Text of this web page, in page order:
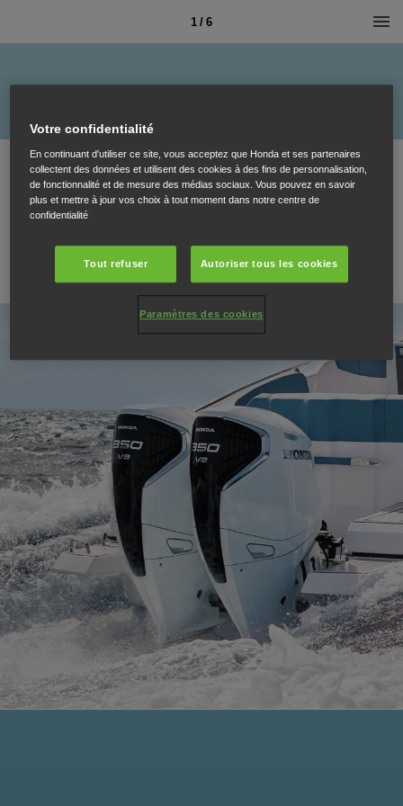
1 / 6
Votre confidentialité
En continuant d'utiliser ce site, vous acceptez que Honda et ses partenaires
collectent des données et utilisent des cookies à des fins de personnalisation,
de fonctionnalité et de mesure des médias sociaux. Vous pouvez en savoir
plus et mettre à jour vos choix à tout moment dans notre centre de
confidentialité
Tout refuser Autoriser tous les cookies
Paramètres des cookies